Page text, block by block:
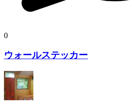
0
ウォールステッカー